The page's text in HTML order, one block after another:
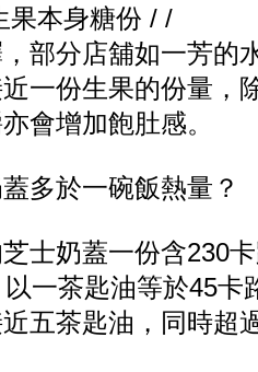
果本身糖份 / /
部分店舖如一芳的
一份生果的份量，
會增加飽肚感。
多於一碗飯熱量？
士奶蓋一份含230
一茶匙油等於45卡
五茶匙油，同時超